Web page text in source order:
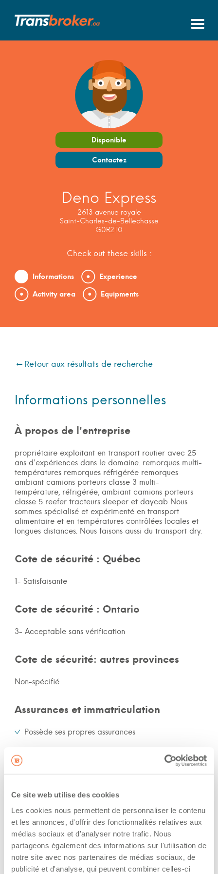
Ce site web utilise des cookies
Les cookies nous permettent de personnaliser le contenu
et les annonces, d'offrir des fonctionnalités relatives aux
médias sociaux et d'analyser notre trafic. Nous
partageons également des informations sur l'utilisation de
notre site avec nos partenaires de médias sociaux, de
publicité et d'analyse, qui peuvent combiner celles-ci
Disponible
Contactez
Deno Express
2613 avenue royale
Saint-Charles-de-Bellechasse
G0R2T0
Check out these skills :
Informations
Experience
Activity area
Equipments
Retour aux résultats de recherche
Informations personnelles
À propos de l'entreprise
propriétaire exploitant en transport routier avec 25
ans d'expériences dans le domaine. remorques multi-
températures remorques réfrigérée remorques
ambiant camions porteurs classe 3 multi-
température, réfrigérée, ambiant camions porteurs
classe 5 reefer tracteurs sleeper et daycab Nous
sommes spécialisé et expérimenté en transport
alimentaire et en températures contrôlées locales et
longues distances. Nous faisons aussi du transport dry.
Cote de sécurité : Québec
1- Satisfaisante
Cote de sécurité : Ontario
3- Acceptable sans vérification
Cote de sécurité: autres provinces
Non-spécifié
Assurances et immatriculation
Possède ses propres assurances
The driver hold a driving licence from:
quebec
Has a vehicle registered in the following
province:
quebec
Diplômes et certifications